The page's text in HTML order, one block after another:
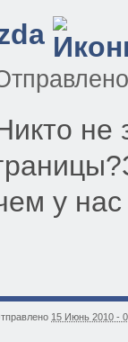
не
у
15 Июнь 2010 -